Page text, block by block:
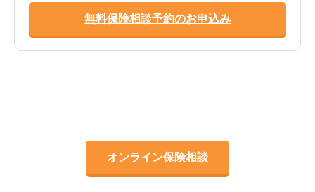
無料保険相談予約のお申込み
オンライン保険相談